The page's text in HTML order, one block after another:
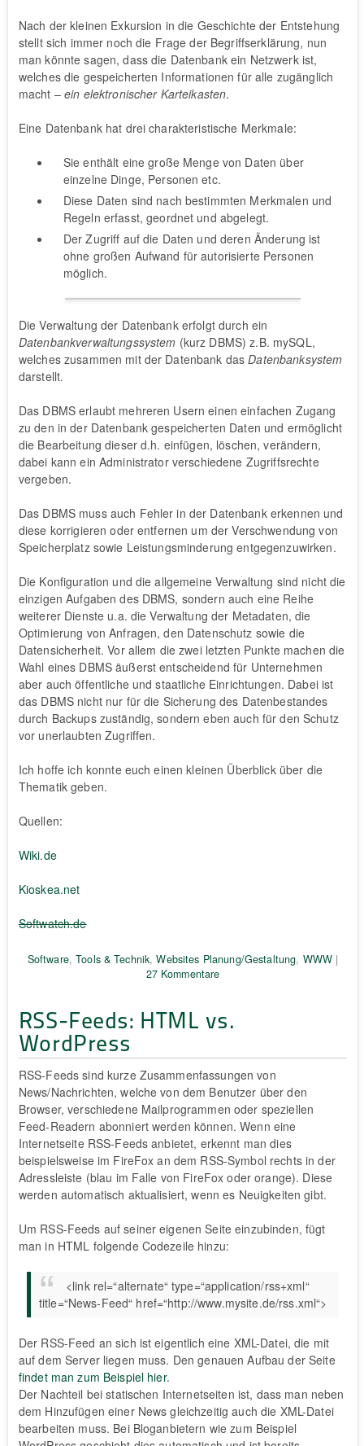
Nach der kleinen Exkursion in die Geschichte der Entstehung
stellt sich immer noch die Frage der Begriffserklärung, nun
man könnte sagen, dass die Datenbank ein Netzwerk ist,
welches die gespeicherten Informationen für alle zugänglich
macht – ein elektronischer Karteikasten.
Eine Datenbank hat drei charakteristische Merkmale:
Sie enthält eine große Menge von Daten über
einzelne Dinge, Personen etc.
Diese Daten sind nach bestimmten Merkmalen und
Regeln erfasst, geordnet und abgelegt.
Der Zugriff auf die Daten und deren Änderung ist
ohne großen Aufwand für autorisierte Personen
möglich.
Die Verwaltung der Datenbank erfolgt durch ein
Datenbankverwaltungssystem (kurz DBMS) z.B. mySQL,
welches zusammen mit der Datenbank dasDatenbanksystem
darstellt.
Das DBMS erlaubt mehreren Usern einen einfachen Zugang
zu den in der Datenbank gespeicherten Daten und ermöglicht
die Bearbeitung dieser d.h. einfügen, löschen, verändern,
dabei kann ein Administrator verschiedene Zugriffsrechte
vergeben.
Das DBMS muss auch Fehler in der Datenbank erkennen und
diese korrigieren oder entfernen um der Verschwendung von
Speicherplatz sowie Leistungsminderung entgegenzuwirken.
Die Konfiguration und die allgemeine Verwaltung sind nicht die
einzigen Aufgaben des DBMS, sondern auch eine Reihe
weiterer Dienste u.a. die Verwaltung der Metadaten, die
Optimierung von Anfragen, den Datenschutz sowie die
Datensicherheit. Vor allem die zwei letzten Punkte machen die
Wahl eines DBMS äußerst entscheidend für Unternehmen
aber auch öffentliche und staatliche Einrichtungen. Dabei ist
das DBMS nicht nur für die Sicherung des Datenbestandes
durch Backups zuständig, sondern eben auch für den Schutz
vor unerlaubten Zugriffen.
Ich hoffe ich konnte euch einen kleinen Überblick über die
Thematik geben.
Quellen:
Wiki.de
Kioskea.net
Softwatch.de
Software,Tools & Technik,Websites Planung/Gestaltung, WWW|
27 Kommentare
RSS-Feeds: HTML vs.
WordPress
RSS-Feeds sind kurze Zusammenfassungen von
News/Nachrichten, welche von dem Benutzer über den
Browser, verschiedene Mailprogrammen oder speziellen
Feed-Readern abonniert werden können. Wenn eine
Internetseite RSS-Feeds anbietet, erkennt man dies
beispielsweise im FireFox an dem RSS-Symbol rechts in der
Adressleiste (blau im Falle von FireFox oder orange). Diese
werden automatisch aktualisiert, wenn es Neuigkeiten gibt.
Um RSS-Feeds auf seiner eigenen Seite einzubinden, fügt
man in HTML folgende Codezeile hinzu:
<link rel=“alternate“ type=“application/rss+xml“
title=“News-Feed“ href=“http://www.mysite.de/rss.xml“>
Der RSS-Feed an sich ist eigentlich eine XML-Datei, die mit
auf dem Server liegen muss. Den genauen Aufbau der Seite
findet man zum Beispiel hier.
Der Nachteil bei statischen Internetseiten ist, dass man neben
dem Hinzufügen einer News gleichzeitig auch die XML-Datei
bearbeiten muss. Bei Bloganbietern wie zum Beispiel